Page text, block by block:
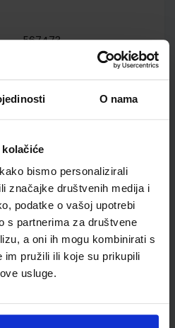
O nama
bismo personalizirali
značajke društvenih medija i
podatke o vašoj upotrebi
s partnerima za društvene
a oni ih mogu kombinirati s
im pružili ili koje su prikupili
usluge.
567473
PROFIL KLETT d.o.o.
Dragica Dujmović Markusi
UDŽBENIK
4 GIMNAZIJA+STRUKOVN
HRVATSKI JEZIK
6872